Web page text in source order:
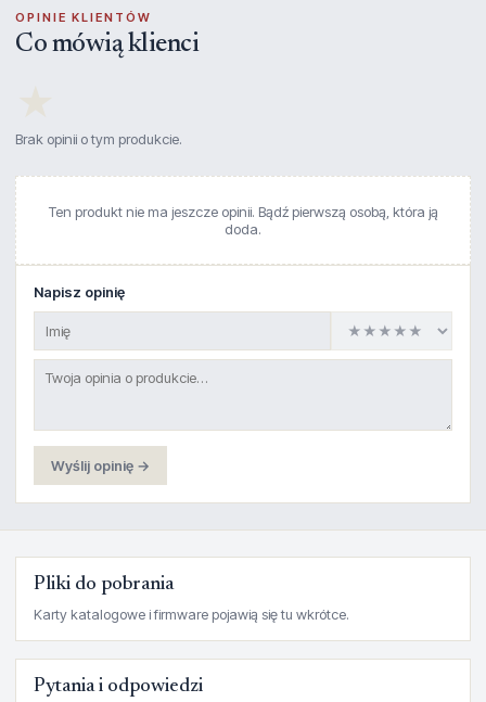
OPINIE KLIENTÓW
Co mówią klienci
Brak opinii o tym produkcie.
Ten produkt nie ma jeszcze opinii. Bądź pierwszą osobą, która ją
doda.
Napisz opinię
Wyślij opinię →
Pliki do pobrania
Karty katalogowe i firmware pojawią się tu wkrótce.
Pytania i odpowiedzi